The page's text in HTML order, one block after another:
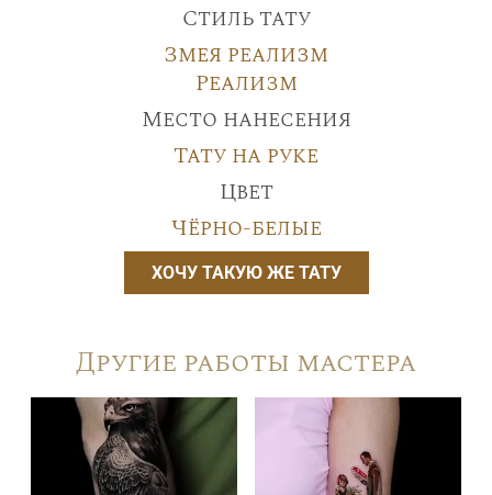
Стиль тату
Змея реализм
Реализм
Место нанесения
Тату на руке
Цвет
Чёрно-белые
ХОЧУ ТАКУЮ ЖЕ ТАТУ
Другие работы мастера